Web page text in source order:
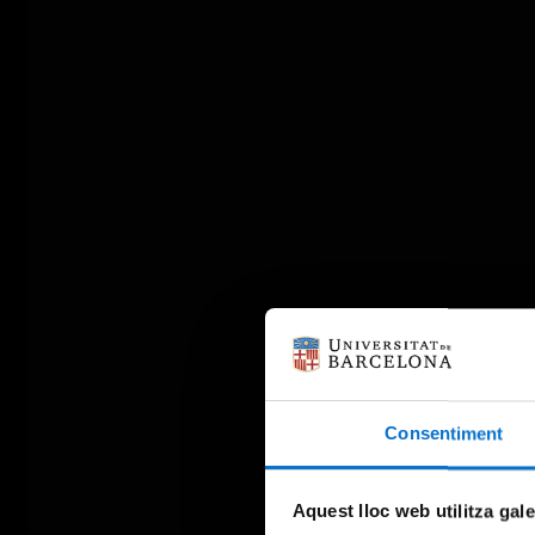
Consentiment
Aquest lloc web utilitza